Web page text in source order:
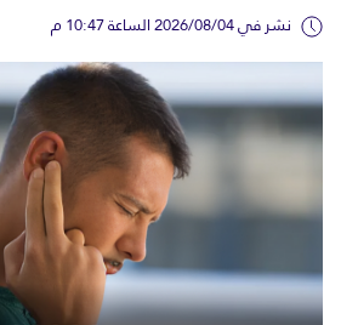
نشر في 2026/08/04 الساعة 10:47 م